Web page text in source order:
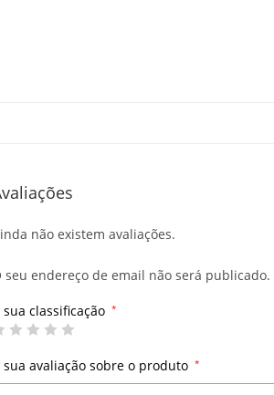
não existem avaliações.
seu endereço de email não será publicado.
sua classificação *
sua avaliação sobre o produto *